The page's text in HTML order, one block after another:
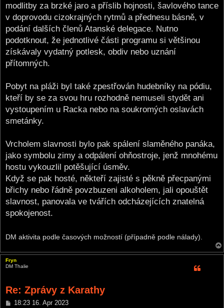
modlitby za brzké jaro a příslib hojnosti, šavlového tance
v doprovodu cizokrajných rytmů a přednesu básně, v
podání dalších členů Atanské delegace. Nutno
podotknout, že jednotlivé části programu si většinou
získávaly vydatný potlesk, obdiv nebo uznání
přítomných.
Pobyt na pláži byl také zpestřován hudebníky na pódiu,
kteří by se za svou hru rozhodně nemuseli stydět ani
vystoupením u Racka nebo na soukromých oslavách
smetánky.
Vrcholem slavnosti bylo pak spálení slaměného panáka,
jako symbolu zimy a odpálení ohňostroje, jenž mnohému
hostu vykouzlil potěšující úsměv.
Když se pak hosté, někteří zajisté s pěkně přecpanými
břichy nebo řádně povzbuzeni alkoholem, jali opouštět
slavnost, panovala ve tvářích odcházejících znatelná
spokojenost.
DM aktivita podle časových možností (případně podle nálady).
Fryn
DM Thalie
Re: Zprávy z Karathy
P18:23 16. Apr 2023